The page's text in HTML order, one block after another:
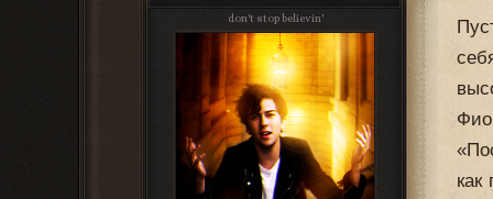
don't stop believin'